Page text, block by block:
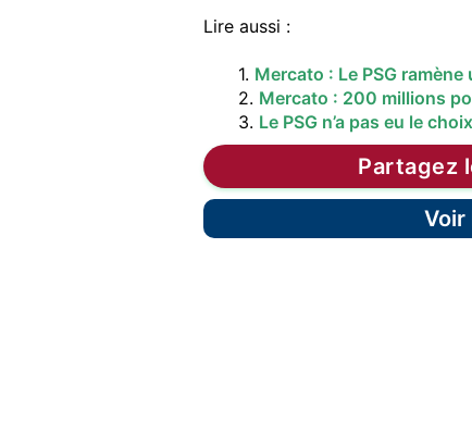
Lire aussi :
1. Mercato : Le PSG
2. Mercato : 200 millions
3. Le PSG n’a pas eu le
Partagez
Voir